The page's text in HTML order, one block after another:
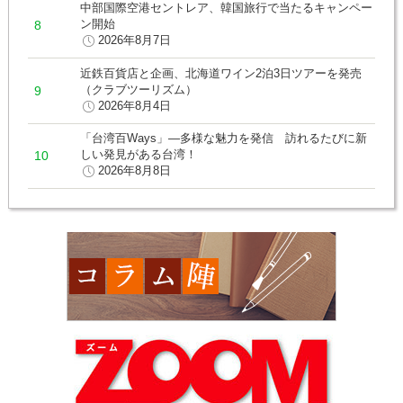
中部国際空港セントレア、韓国旅行で当たるキャンペー
ン開始
2026年8月7日
近鉄百貨店と企画、北海道ワイン2泊3日ツアーを発売
（クラブツーリズム）
2026年8月4日
「台湾百Ways」―多様な魅力を発信 訪れるたびに新
しい発見がある台湾！
2026年8月8日